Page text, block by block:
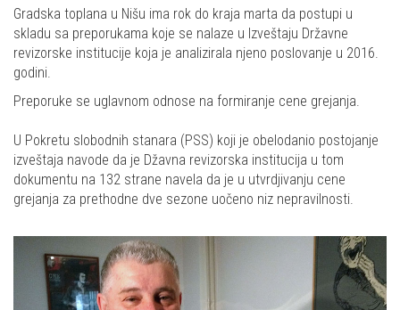
Share
Gradska toplana u Nišu ima rok do kraja marta da postupi u
skladu sa preporukama koje se nalaze u Izveštaju Državne
revizorske institucije koja je analizirala njeno poslovanje u 2016.
godini.
Preporuke se uglavnom odnose na formiranje cene grejanja.
U Pokretu slobodnih stanara (PSS) koji je obelodanio postojanje
izveštaja navode da je Džavna revizorska institucija u tom
dokumentu na 132 strane navela da je u utvrdjivanju cene
grejanja za prethodne dve sezone uočeno niz nepravilnosti.